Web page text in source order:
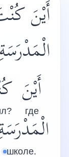
أَيْنَ
أَيْنَ
где
школе.